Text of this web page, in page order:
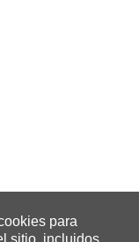
para
sitio, incluidos